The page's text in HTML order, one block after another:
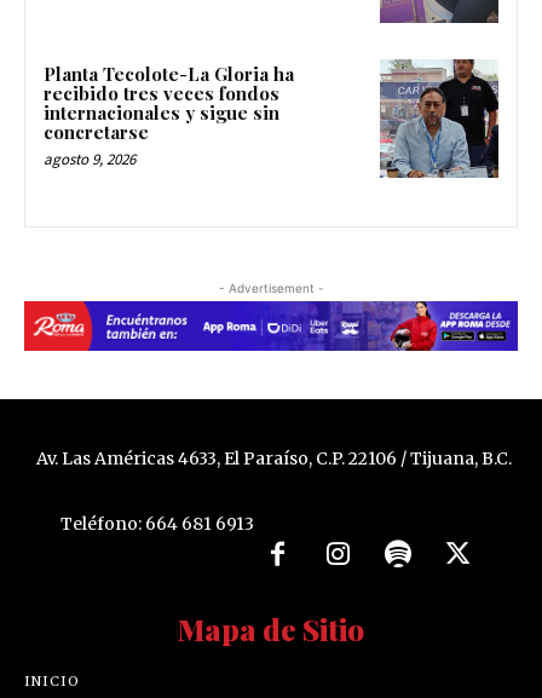
Planta Tecolote-La Gloria ha
recibido tres veces fondos
internacionales y sigue sin
concretarse
agosto 9, 2026
- Advertisement -
Av. Las Américas 4633, El Paraíso, C.P. 22106 / Tijuana, B.C.
Teléfono: 664 681 6913
Mapa de Sitio
INICIO